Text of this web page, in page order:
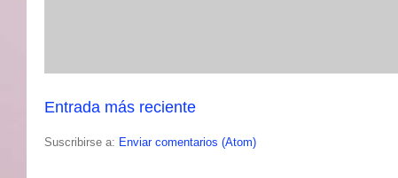
Entrada más reciente
Suscribirse a: Enviar comentarios (Atom)